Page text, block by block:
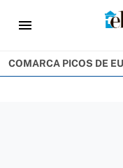
menu
COMARCA PICOS DE